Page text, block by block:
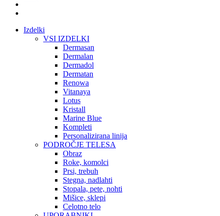
Izdelki
VSI IZDELKI
Dermasan
Dermalan
Dermadol
Dermatan
Renowa
Vitanaya
Lotus
Kristall
Marine Blue
Kompleti
Personalizirana linija
PODROČJE TELESA
Obraz
Roke, komolci
Prsi, trebuh
Stegna, nadlahti
Stopala, pete, nohti
Mišice, sklepi
Celotno telo